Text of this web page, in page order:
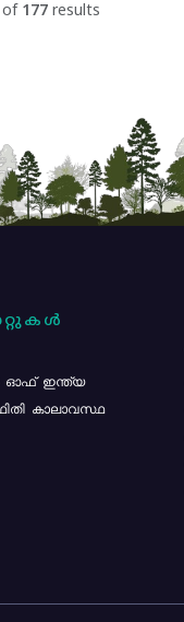
of 177 results
ഓഫ് ഇന്ത്യ
കാലാവസ്ഥ